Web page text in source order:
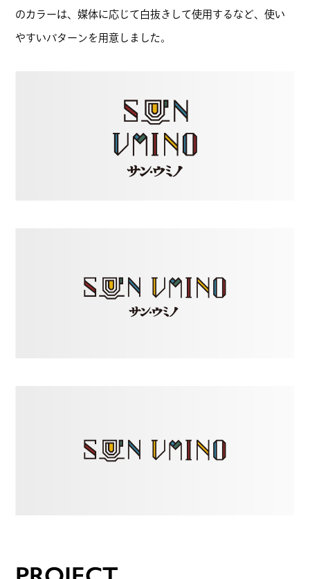
のカラーは、媒体に応じて白抜きして使用するなど、使い
やすいパターンを用意しました。